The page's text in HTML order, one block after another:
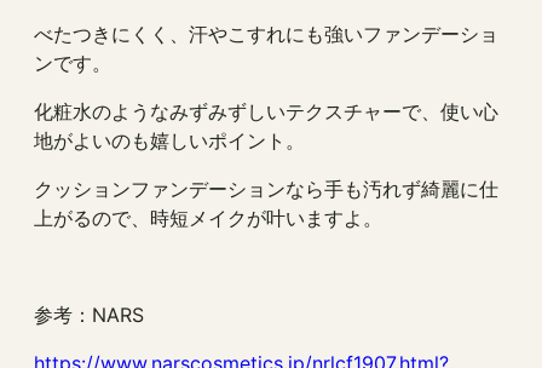
べたつきにくく、汗やこすれにも強いファンデーショ
ンです。
化粧水のようなみずみずしいテクスチャーで、使い心
地がよいのも嬉しいポイント。
クッションファンデーションなら手も汚れず綺麗に仕
上がるので、時短メイクが叶いますよ。
参考：NARS